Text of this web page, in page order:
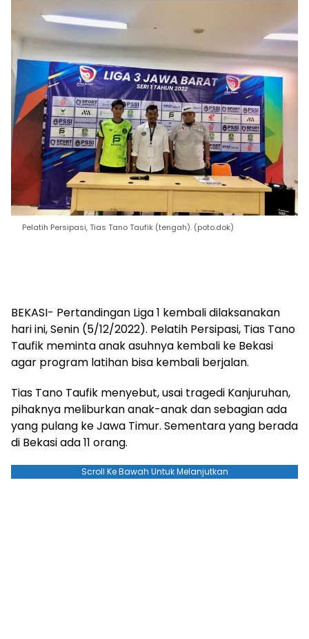
Pelatih Persipasi, Tias Tano Taufik (tengah). (poto.dok)
BEKASI- Pertandingan Liga 1 kembali dilaksanakan
hari ini, Senin (5/12/2022). Pelatih Persipasi, Tias Tano
Taufik meminta anak asuhnya kembali ke Bekasi
agar program latihan bisa kembali berjalan.
Tias Tano Taufik menyebut, usai tragedi Kanjuruhan,
pihaknya meliburkan anak-anak dan sebagian ada
yang pulang ke Jawa Timur. Sementara yang berada
di Bekasi ada 11 orang.
Scroll Ke Bawah Untuk Melanjutkan